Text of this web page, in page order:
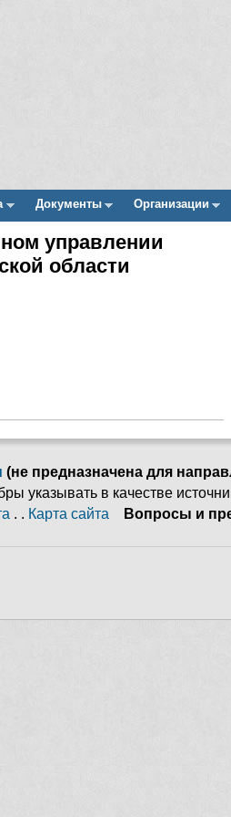
Документы Организации
управлении
области
(не предназначена для
указывать в качестве
. . Карта сайта
Вопросы и